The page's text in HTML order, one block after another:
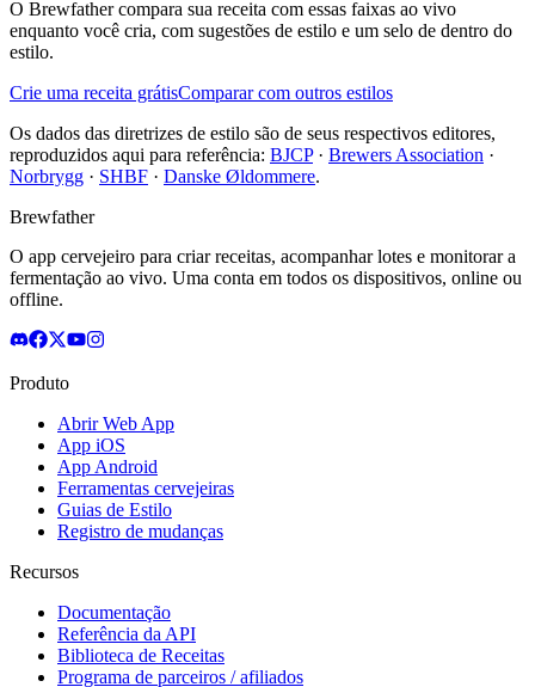
O Brewfather compara sua receita com essas faixas ao vivo
enquanto você cria, com sugestões de estilo e um selo de dentro do
estilo.
Crie uma receita grátisComparar com outros estilos
Os dados das diretrizes de estilo são de seus respectivos editores,
reproduzidos aqui para referência: BJCP· Brewers Association ·
Norbrygg · SHBF · Danske Øldommere.
Brewfather
O app cervejeiro para criar receitas, acompanhar lotes e monitorar a
fermentação ao vivo. Uma conta em todos os dispositivos, online ou
offline.
Produto
Abrir Web App
App iOS
App Android
Ferramentas cervejeiras
Guias de Estilo
Registro de mudanças
Recursos
Documentação
Referência da API
Biblioteca de Receitas
Programa de parceiros / afiliados